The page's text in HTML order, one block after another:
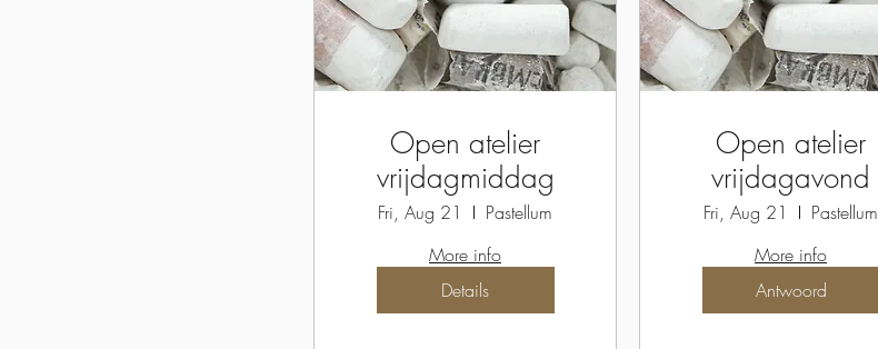
Open atelier
vrijdagmiddag
Fri, Aug 21
Pastellum
More info
Details
Open atelier
vrijdagavond
Fri, Aug 21
Pastellum
More info
Antwoord